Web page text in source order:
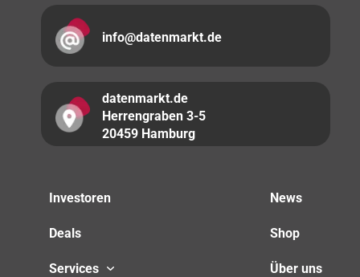
info@datenmarkt.de
datenmarkt.de
Herrengraben 3-5
20459 Hamburg
Investoren
Deals
Services
News
Shop
Über uns